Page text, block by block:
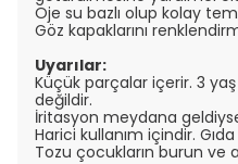
Oje su bazlı olup kolay
Göz kapaklarını
Uyarılar:
Küçük parçalar içerir. 3
değildir.
İritasyon meydana
Harici kullanım içindir.
Tozu çocukların burun ve